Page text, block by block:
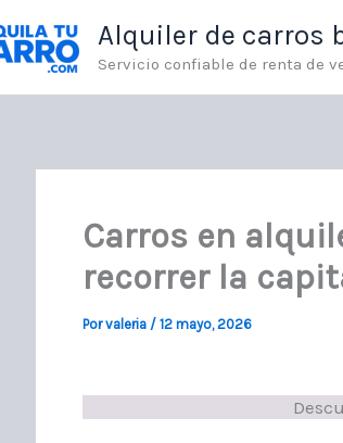
Alquiler de carros
Servicio confiable de renta de
Carros en
recorrer la
Porvaleria / 12 mayo, 2026